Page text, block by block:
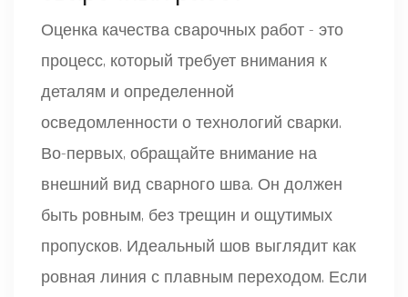
Оценка качества сварочных работ - это
процесс, который требует внимания к
деталям и определенной
осведомленности о технологий сварки.
Во-первых, обращайте внимание на
внешний вид сварного шва. Он должен
быть ровным, без трещин и ощутимых
пропусков. Идеальный шов выглядит как
ровная линия с плавным переходом. Если